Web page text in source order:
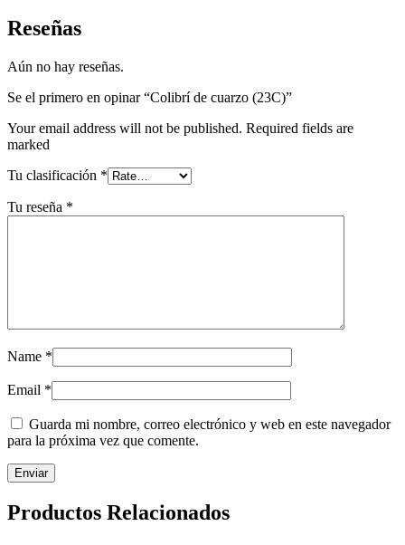
Reseñas
Aún no hay reseñas.
Se el primero en opinar “Colibrí de cuarzo (23C)”
Your email address will not be published. Required fields are
marked
Tu clasificación *
Tu reseña *
Name *
Email *
Guarda mi nombre, correo electrónico y web en este navegador
para la próxima vez que comente.
Productos Relacionados